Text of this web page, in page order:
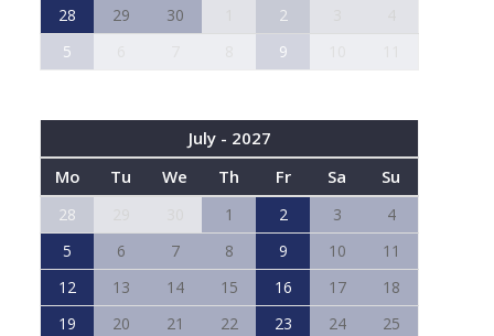
28
29 30 2
5
9
July - 2027
Mo
Tu We Th Fr Sa Su
28 1 2 3
4
5
6 7 8 9 10
11
12
13 14 15 16 17
18
19
20 21 22 23 24
25